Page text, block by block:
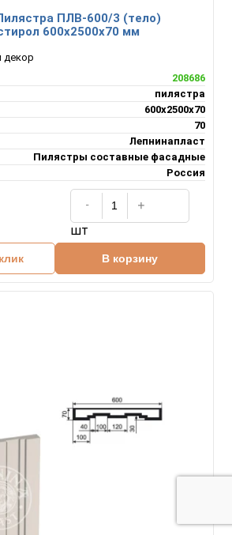
ПЛВ-600/3 (тело)
600х2500х70 мм
декор
208686
пилястра
600х2500х70
70
Лепнинапласт
Пилястры составные фасадные
Россия
шт
В корзину